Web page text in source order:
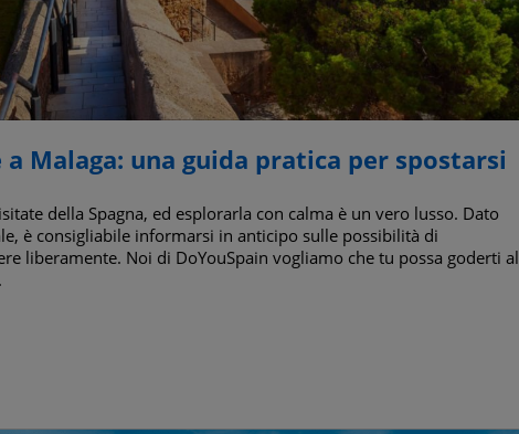
a Malaga: una guida pratica per spostarsi
della Spagna, ed esplorarla con calma è un vero lusso. Dato
è consigliabile informarsi in anticipo sulle possibilità di
liberamente. Noi di DoYouSpain vogliamo che tu possa goderti al